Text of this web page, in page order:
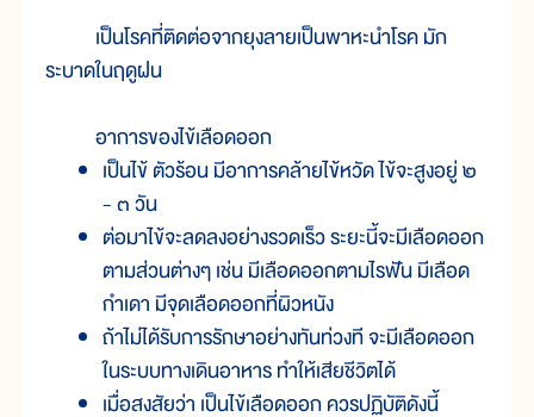
เป็นโรคที่ติดต่อจากยุงลายเป็นพาหะนำโรค มัก
ระบาดในฤดูฝน
อาการของไข้เลือดออก
เป็นไข้ ตัวร้อน มีอาการคล้ายไข้หวัด ไข้จะสูงอยู่ ๒
- ๓ วัน
ต่อมาไข้จะลดลงอย่างรวดเร็ว ระยะนี้จะมีเลือดออก
ตามส่วนต่างๆ เช่น มีเลือดออกตามไรฟัน มีเลือด
กำเดา มีจุดเลือดออกที่ผิวหนัง
ถ้าไม่ได้รับการรักษาอย่างทันท่วงที จะมีเลือดออก
ในระบบทางเดินอาหาร ทำให้เสียชีวิตได้
เมื่อสงสัยว่า เป็นไข้เลือดออก ควรปฏิบัติดังนี้